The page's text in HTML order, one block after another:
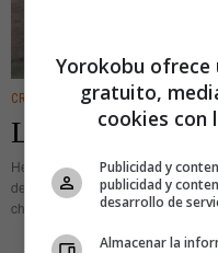
CREATIVIDAD
La guerra
Héctor Galván inició hace tres
de su firma Boom, empezó a
chocolate con el fin de iniciar
Yorokobu ofrece
gratuito,
cookies con
Publicidad y
publicidad y
desarrollo de
Almacenar la